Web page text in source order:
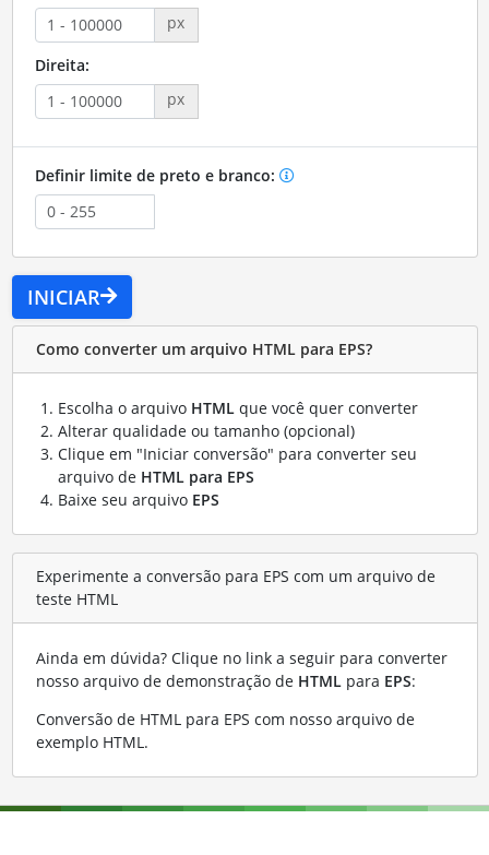
px
Direita:
px
Definir limite de preto e branco:
INICIAR
Como converter um arquivo HTML para EPS?
Escolha o arquivo HTMLque você quer converter
Alterar qualidade ou tamanho (opcional)
Clique em "Iniciar conversão" para converter seu
arquivo de HTML para EPS
Baixe seu arquivo EPS
Experimente a conversão para EPS com um arquivo de
teste HTML
Ainda em dúvida? Clique no link a seguir para converter
nosso arquivo de demonstração de HTMLpara EPS:
Conversão de HTML para EPS com nosso arquivo de
exemplo HTML.